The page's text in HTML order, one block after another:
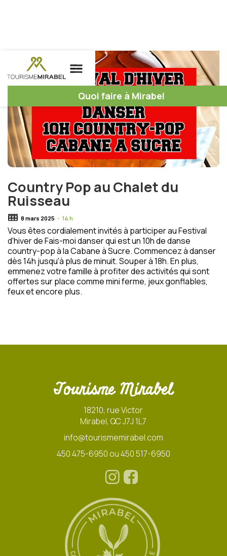
Quoi faire à Mirabel
Country Pop au Chalet du
Ruisseau
8 mars 2025 - 14 h
Vous êtes cordialement invités à participer au Festival
d'hiver de Fais-moi danser qui est un 10h de danse
country-pop à la Cabane à Sucre. Commencez à danser
dès 14h jusqu'à plus de minuit. Souper à 18h. En plus,
emmenez votre famille à profiter des activités qui sont
offertes sur place comme mini ferme, jeux gonflables,
feux et encore plus.
Tourisme Mirabel
18210, rue Victor
Mirabel, QC J7J 1L7
info@tourismemirabel.com
450 475-6950 ou 450 517-6950